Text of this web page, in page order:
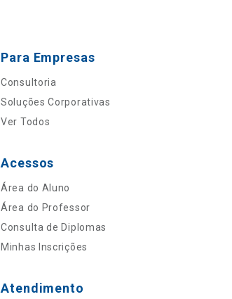
Para Empresas
Consultoria
Soluções Corporativas
Ver Todos
Acessos
Área do Aluno
Área do Professor
Consulta de Diplomas
Minhas Inscrições
Atendimento